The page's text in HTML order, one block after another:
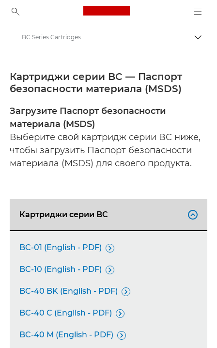
Canon Logo, back to
Safety data sheets
BC Series Cartridges
Картриджи серии BC — Паспорт
безопасности материала (MSDS)
Загрузите Паспорт безопасности
материала (MSDS)
Выберите свой картридж серии BC ниже,
чтобы загрузить Паспорт безопасности
материала (MSDS) для своего продукта.
Картриджи серии BC 
BC-01 (English - PDF) 
BC-10 (English - PDF) 
BC-40 BK (English - PDF) 
BC-40 C (English - PDF) 
BC-40 M (English - PDF) 